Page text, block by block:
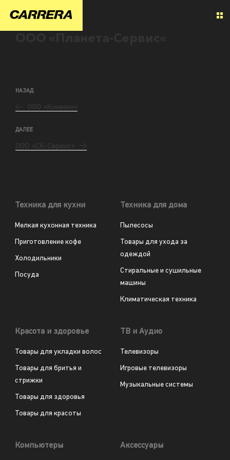
НАЗАД
ДАЛЕЕ
Техника для кухни
Мелкая кухонная техника
Приготовление кофе
Холодильники
Посуда
Техника для дома
Пылесосы
Товары для ухода за
одеждой
Стиральные и сушильные
машины
Климатическая техника
Красота и здоровье
Товары для укладки волос
Товары для бритья и
стрижки
Товары для здоровья
Товары для красоты
ТВ и Аудио
Телевизоры
Игровые телевизоры
Музыкальные системы
Компьютеры Аксессуары